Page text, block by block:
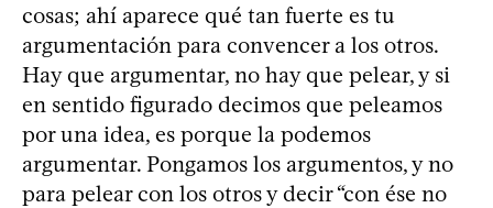
cosas; ahí aparece qué tan fuerte es tu
argumentación para convencer a los otros.
Hay que argumentar, no hay que pelear, y si
en sentido figurado decimos que peleamos
por una idea, es porque la podemos
argumentar. Pongamos los argumentos, y no
para pelear con los otros y decir “con ése no